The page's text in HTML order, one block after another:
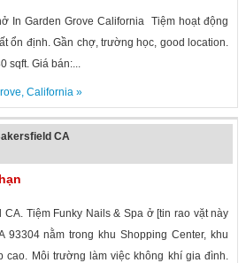
In Garden Grove California Tiệm hoạt động
ổn định. Gần chợ, trường học, good location.
sqft. Giá bán:...
, California»
CA
Tiệm Funky Nails & Spa ở [tin rao vặt này
93304 nằm trong khu Shopping Center, khu
cao. Môi trường làm việc không khí gia đình.